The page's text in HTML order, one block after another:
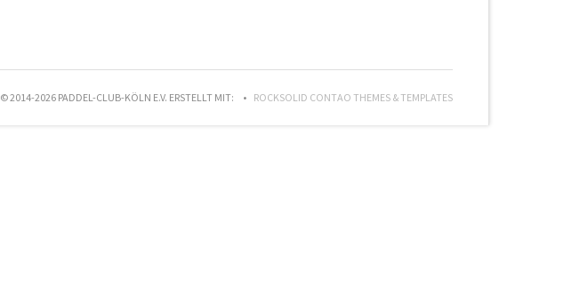
© 2014-2026 PADDEL-CLUB-KÖLN E.V. ERSTELLT MIT: ROCKSOLID CONTAO THEMES & TEMPLATES